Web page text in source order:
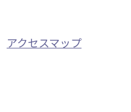
アクセスマップ